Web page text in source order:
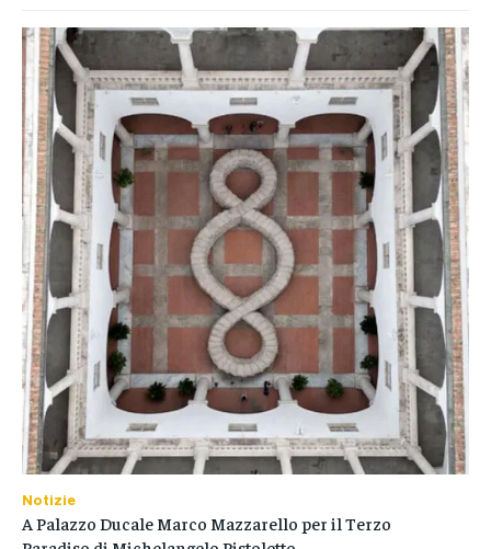
Notizie
A Palazzo Ducale Marco Mazzarello per il Terzo